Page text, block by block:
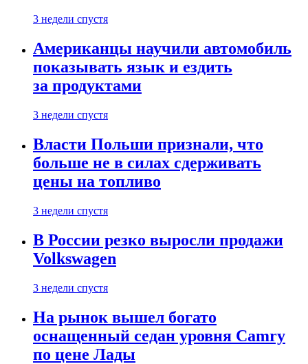
3 недели спустя
Американцы научили автомобиль
показывать язык и ездить
за продуктами
3 недели спустя
Власти Польши признали, что
больше не в силах сдерживать
цены на топливо
3 недели спустя
В России резко выросли продажи
Volkswagen
3 недели спустя
На рынок вышел богато
оснащенный седан уровня Camry
по цене Лады